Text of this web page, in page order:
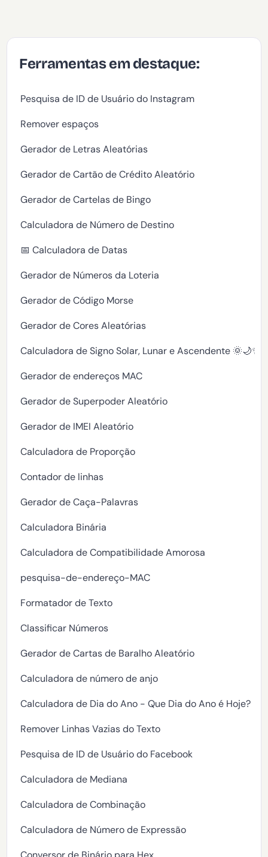
Ferramentas em destaque:
Pesquisa de ID de Usuário do Instagram
Remover espaços
Gerador de Letras Aleatórias
Gerador de Cartão de Crédito Aleatório
Gerador de Cartelas de Bingo
Calculadora de Número de Destino
📅 Calculadora de Datas
Gerador de Números da Loteria
Gerador de Código Morse
Gerador de Cores Aleatórias
Calculadora de Signo Solar, Lunar e Ascendente 🌞🌙✨
Gerador de endereços MAC
Gerador de Superpoder Aleatório
Gerador de IMEI Aleatório
Calculadora de Proporção
Contador de linhas
Gerador de Caça-Palavras
Calculadora Binária
Calculadora de Compatibilidade Amorosa
pesquisa-de-endereço-MAC
Formatador de Texto
Classificar Números
Gerador de Cartas de Baralho Aleatório
Calculadora de número de anjo
Calculadora de Dia do Ano - Que Dia do Ano é Hoje?
Remover Linhas Vazias do Texto
Pesquisa de ID de Usuário do Facebook
Calculadora de Mediana
Calculadora de Combinação
Calculadora de Número de Expressão